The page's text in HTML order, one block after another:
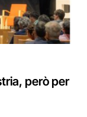
però per